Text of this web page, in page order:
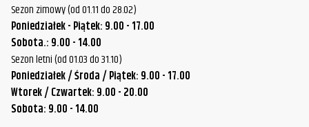
Sezon zimowy (od 01.11 do 28.02)
Poniedziałek - Piątek: 9.00 - 17.00
Sobota.: 9.00 - 14.00
Sezon letni (od 01.03 do 31.10)
Poniedziałek / Środa / Piątek: 9.00 - 17.00
Wtorek / Czwartek: 9.00 - 20.00
Sobota: 9.00 - 14.00